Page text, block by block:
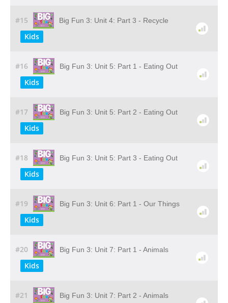
#15 Big Fun 3: Unit 4: Part 3 - Recycle
Kids
#16 Big Fun 3: Unit 5: Part 1 - Eating Out
Kids
#17 Big Fun 3: Unit 5: Part 2 - Eating Out
Kids
#18 Big Fun 3: Unit 5: Part 3 - Eating Out
Kids
#19 Big Fun 3: Unit 6: Part 1 - Our Things
Kids
#20 Big Fun 3: Unit 7: Part 1 - Animals
Kids
#21 Big Fun 3: Unit 7: Part 2 - Animals